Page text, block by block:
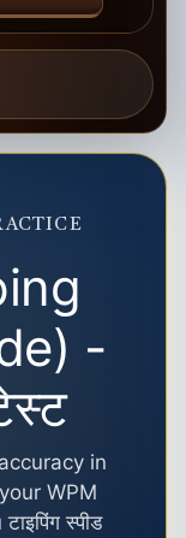
-
in
WPM
स्पीड